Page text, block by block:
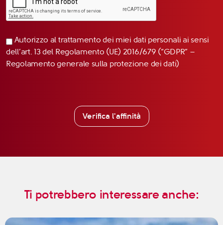
Autorizzo al trattamento dei miei dati personali ai sensi
dell’art. 13 del Regolamento (UE) 2016/679 (“GDPR” –
Regolamento generale sulla protezione dei dati)
Verifica l'affinità
Ti potrebbero interessare anche: